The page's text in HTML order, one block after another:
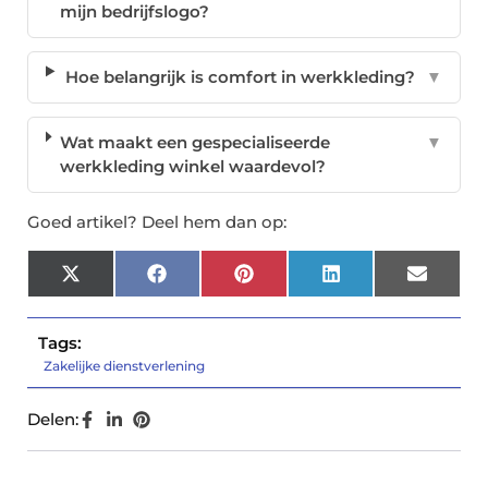
mijn bedrijfslogo?
Hoe belangrijk is comfort in werkkleding? ▼
Wat maakt een gespecialiseerde
werkkleding winkel waardevol?
▼
Goed artikel? Deel hem dan op:
X
(Twitter)
FacebookPinterest LinkedIn Email
Tags:
Zakelijke dienstverlening
Delen: